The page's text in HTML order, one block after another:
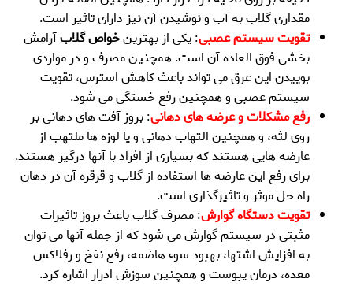
مقداری گلاب به آب و نوشیدن آن نیز دارای تاثیر است.
تقویت سیستم عصبی: یکی از بهترینخواص گلابآرامش
بخشی فوق العاده آن است. همچنین مصرف و در مواردی
بوییدن این عرق می تواند باعث کاهش استرس، تقویت
سیستم عصبی و همچنین رفع خستگی می شود.
رفع مشکلات و عرضه های دهانی: بروز آفت های دهانی بر
روی لثه، و همچنین التهاب دهانی و یا لوزه ها ملتهب از
عارضه هایی هستند که بسیاری از افراد با آنها درگیر هستند.
برای رفع این عارضه ها استفاده از گلاب و قرقره آن در دهان
راه حل موثر و تاثیرگذاری است.
تقویت دستگاه گوارش: مصرف گلاب باعث بروز تاثیرات
مثبتی در سیستم گوارش می شود که از جمله آنها می توان
به افزایش اشتها، بهبود سوء هاضمه، رفع نفخ و رفلاکس
معده، درمان یبوست و همچنین سوزش ادرار اشاره کرد.